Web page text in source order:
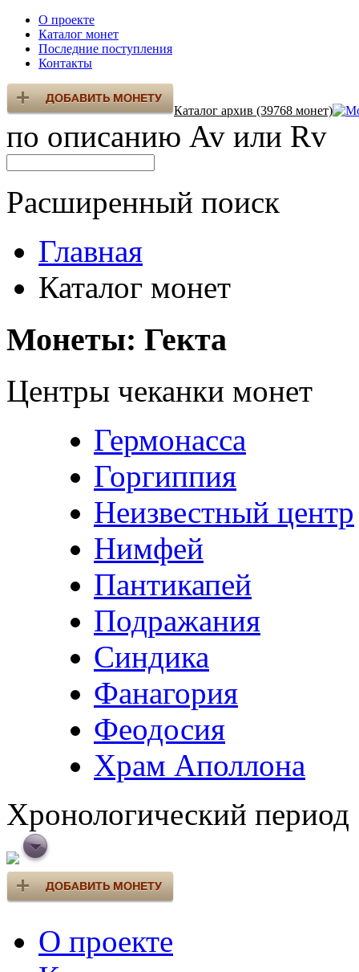
О проекте
Каталог монет
Последние поступления
Контакты
Каталог архив (39768 монет)
по описанию Av или Rv
Расширенный поиск
Главная
Каталог монет
Монеты: Гекта
Центры чеканки монет
Гермонасса
Горгиппия
Неизвестный центр
Нимфей
Пантикапей
Подражания
Синдика
Фанагория
Феодосия
Храм Аполлона
Хронологический период
О проекте